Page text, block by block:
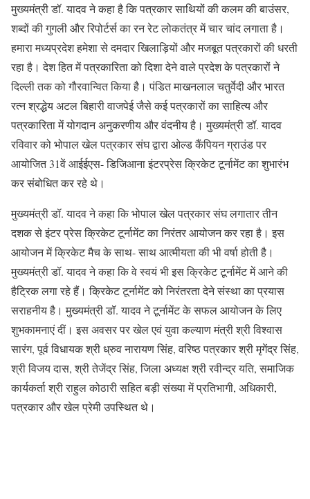
मुख्यमंत्री डॉ. यादव ने कहा है कि पत्रकार साथियों की कलम की बाउंसर,
शब्दों की गुगली और रिपोर्टर्स का रन रेट लोकतंत्र में चार चांद लगाता है।
हमारा मध्यप्रदेश हमेशा से दमदार खिलाड़ियों और मजबूत पत्रकारों की धरती
रहा है। देश हित में पत्रकारिता को दिशा देने वाले प्रदेश के पत्रकारों ने
दिल्ली तक को गौरवान्वित किया है। पंडित माखनलाल चतुर्वेदी और भारत
रत्न श्रद्धेय अटल बिहारी वाजपेई जैसे कई पत्रकारों का साहित्य और
पत्रकारिता में योगदान अनुकरणीय और वंदनीय है। मुख्यमंत्री डॉ. यादव
रविवार को भोपाल खेल पत्रकार संघ द्वारा ओल्ड कैंपियन ग्राउंड पर
आयोजित 31वें आईईएस- डिजिआना इंटरप्रेस क्रिकेट टूर्नामेंट का शुभारंभ
कर संबोधित कर रहे थे।
मुख्यमंत्री डॉ. यादव ने कहा कि भोपाल खेल पत्रकार संघ लगातार तीन
दशक से इंटर प्रेस क्रिकेट टूर्नामेंट का निरंतर आयोजन कर रहा है। इस
आयोजन में क्रिकेट मैच के साथ- साथ आत्मीयता की भी वर्षा होती है।
मुख्यमंत्री डॉ. यादव ने कहा कि वे स्वयं भी इस क्रिकेट टूर्नामेंट में आने की
हैट्रिक लगा रहे हैं। क्रिकेट टूर्नामेंट को निरंतरता देने संस्था का प्रयास
सराहनीय है। मुख्यमंत्री डॉ. यादव ने टूर्नामेंट के सफल आयोजन के लिए
शुभकामनाएं दीं। इस अवसर पर खेल एवं युवा कल्याण मंत्री श्री विश्वास
सारंग, पूर्व विधायक श्री ध्रुव नारायण सिंह, वरिष्ठ पत्रकार श्री मृगेंद्र सिंह,
श्री विजय दास, श्री तेजेंद्र सिंह, जिला अध्यक्ष श्री रवीन्द्र यति, समाजिक
कार्यकर्ता श्री राहुल कोठारी सहित बड़ी संख्या में प्रतिभागी, अधिकारी,
पत्रकार और खेल प्रेमी उपस्थित थे।